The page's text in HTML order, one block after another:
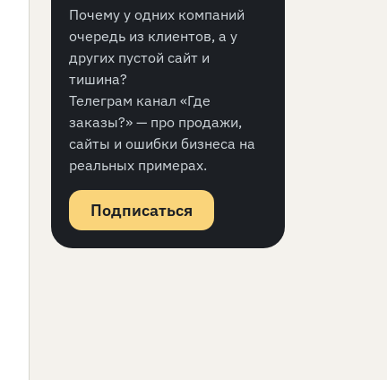
Почему у одних компаний
очередь из клиентов, а у
других пустой сайт и
тишина?
Телеграм канал «Где
заказы?» — про продажи,
сайты и ошибки бизнеса на
реальных примерах.
Подписаться